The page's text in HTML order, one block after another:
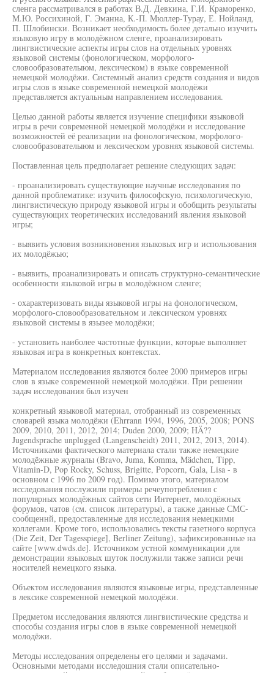
сленга рассматривался в работах В.Д. Девкина, Г.И. Краморенко,
М.Ю. Россихиной, Г. Эманна, К.-П. Мюллер-Турау, Е. Нойланд,
П. Шлобински. Возникает необходимость более детально изучить
языковую игру в молодёжном сленге, проанализировать
лингвистические аспекты игры слов на отдельных уровнях
языковой системы (фонологическом, морфолого-
словообразователыюм, лексическом) в языке современной
немецкой молодёжи. Системный анализ средств создания и видов
игры слов в языке современной немецкой молодёжи
представляется актуальным направлением исследования.
Целью данной работы является изучение специфики языковой
игры в речи современной немецкой молодёжи и исследование
возможностей её реализации на фонологическом, морфолого-
словообразователыюм и лексическом уровнях языковой системы.
Поставленная цель предполагает решение следующих задач:
- проанализировать существующие научные исследования по
данной проблематике: изучить философскую, психологическую,
лингвистическую природу языковой игры и обобщить результаты
существующих теоретических исследований явления языковой
игры;
- выявить условия возникновения языковых игр и использования
их молодёжью;
- выявить, проанализировать и описать структурно-семантические
особенности языковой игры в молодёжном сленге;
- охарактеризовать виды языковой игры на фонологическом,
морфолого-словообразовательном и лексическом уровнях
языковой системы в язызее молодёжи;
- установить наиболее частотные функции, которые выполняет
языковая игра в конкретных контекстах.
Материалом исследования являются более 2000 примеров игры
слов в языке современной немецкой молодёжи. При решении
задач исследования был изучен
конкретный языковой материал, отобранный из современных
словарей языка молодёжи (Ehrrann 1994, 1996, 2005, 2008; PONS
2009, 2010, 2011, 2012, 2014; Duden 2000, 2009; HÄ??
Jugendsprache unplugged (Langenscheidt) 2011, 2012, 2013, 2014).
Источниками фактического материала стали также немецкие
молодёжные журналы (Bravo, Juma, Komma, Mädchen, Tipp,
Vitamin-D, Pop Rocky, Schuss, Brigitte, Popcorn, Gala, Lisa - в
основном с 1996 по 2009 год). Помимо этого, материалом
исследования послужили примеры речеупотребления с
популярных молодёжных сайтов сети Интернет, молодёжных
форумов, чатов (см. список литературы), а также данные СМС-
сообщеннй, предоставленные для исследования немецкими
коллегами. Кроме того, использовались тексты газетного корпуса
(Die Zeit, Der Tagesspiege], Berliner Zeitung), зафиксированные на
сайте [www.dwds.de]. Источником устной коммуникации для
демонстрации языковых шуток послужили также записи речи
носителей немецкого языка.
Объектом исследования являются языковые игры, представленные
в лексике современной немецкой молодёжи.
Предметом исследования являются лингвистические средства и
способы создания игры слов в языке современной немецкой
молодёжи.
Методы исследования определены его целями и задачами.
Основными методами исследошния стали описательно-